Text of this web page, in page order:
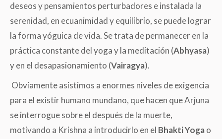
deseos y pensamientos perturbadores e instalada la
serenidad, en ecuanimidad y equilibrio, se puede lograr
la forma yóguica de vida. Se trata de permanecer en la
práctica constante del yoga y la meditación (Abhyasa)
y en el desapasionamiento (Vairagya).
Obviamente asistimos a enormes niveles de exigencia
para el existir humano mundano, que hacen que Arjuna
se interrogue sobre el después de la muerte,
motivando a Krishna a introducirlo en el Bhakti Yogao